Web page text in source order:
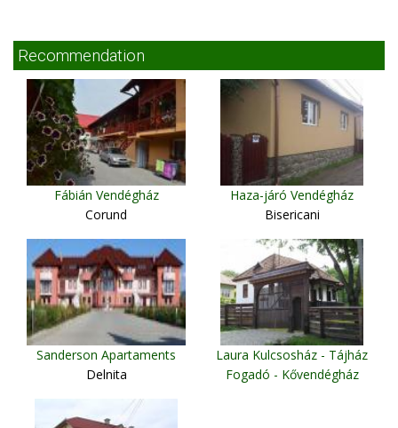
Recommendation
Fábián Vendégház
Corund
Haza-járó Vendégház
Bisericani
Sanderson Apartaments
Delnita
Laura Kulcsosház - Tájház
Fogadó - Kővendégház